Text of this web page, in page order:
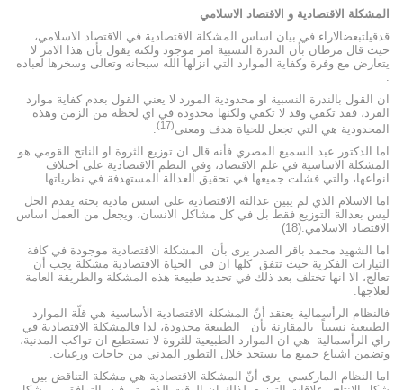
المشكلة الاقتصادية و الاقتصاد الاسلامي
قدقيلتبعضالاراء في بيان اساس المشكلة الاقتصادية في الاقتصاد الاسلامي،
حيث قال مرطان بأن الندرة النسبية امر موجود ولكنه يقول بأن هذا الامر لا
يتعارض مع وفرة وكفاية الموارد التي انزلها الله سبحانه وتعالى وسخرها لعباده
.
ان القول بالندرة النسبية او محدودية المورد لا يعني القول بعدم كفاية موارد
الفرد، فقد تكفي وقد لا تكفي ولكنها محدودة في اي لحظة من الزمن وهذه
المحدودية هي التي تجعل للحياة هدف ومعنى(17)
.
اما الدكتور عبد السميع المصري فأنه قال ان توزيع الثروة او الناتج القومي هو
المشكلة الاساسية في علم الاقتصاد، وفي النظم الاقتصادية على اختلاف
انواعها، والتي فشلت جميعها في تحقيق العدالة المستهدفة في نظرياتها .
اما الاسلام الذي لم يبين عدالته الاقتصادية على اسس مادية بحتة يقدم الحل
ليس بعدالة التوزيع فقط بل في كل مشاكل الانسان، ويجعل من العمل اساس
الاقتصاد الاسلامي.(18)
اما الشهيد محمد باقر الصدر يرى بأن المشكلة الاقتصادية موجودة في كافة
التيارات الفكرية حيث تتفق كلها ان في الحياة الاقتصادية مشكلة يجب أن
تعالج، الا انها تختلف بعد ذلك في تحديد طبيعة هذه المشكلة والطريقة العامة
لعلاجها.
فالنظام الرأسمالية يعتقد أنّ المشكلة الاقتصادية الأساسية هي قلّة الموارد
الطبيعية نسبياً بالمقارنة بأن الطبيعة محدودة، لذا فالمشكلة الاقتصادية في
راي الرأسمالية هي ان الموارد الطبيعية للثروة لا تستطيع ان تواكب المدنية،
وتضمن اشباع جميع ما يستجد خلال التطور المدني من حاجات ورغبات.
اما النظام الماركسي يرى أنّ المشكلة الاقتصادية هي مشكلة التناقض بين